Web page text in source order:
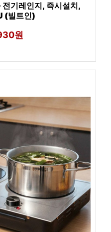
기레인지, 즉시설치,
(빌트인)
원